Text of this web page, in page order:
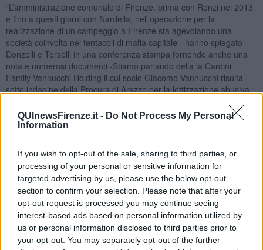
QUInewsFirenze.it - Do Not Process My Personal
Information
If you wish to opt-out of the sale, sharing to third parties, or
processing of your personal or sensitive information for
targeted advertising by us, please use the below opt-out
section to confirm your selection. Please note that after your
opt-out request is processed you may continue seeing
interest-based ads based on personal information utilized by
us or personal information disclosed to third parties prior to
your opt-out. You may separately opt-out of the further
“L’amministrazione comunale di Firenze, prima con Renzi nel 2013
e fino a questi giorni con Nardella, nell’operazione per la
realizzazione di un campeggio a Firenze sta agevolando una
società coinvolta nei tentacoli di mafia capitale - hanno spiegato
Donzelli e Torselli in una conferenza stampa fornendo anche una
nota e numerosi documenti -Stiamo parlando della la Cardini
Family Vannucchi Holding il cui socio Giacomo Vannucchi risulta
sotto indagine della Procura di Arezzo per la lottizzazione abusiva
gestito da Roma Gestioni di cui Vannucchi è amministratore unico".
"Secondo gli inquirenti - proseguono Donzelli e Vannucchi - proprio
l’inchiesta di mafia capitale, avrebbero ottenuto senza gara la
gestione di numerose casette mobili abusive per l’accoglienza di
persone in emergenza abitativa”.
“Il Comune di Firenze ha prima autorizzato nell’area in via Dalla
Chiesa a Rovezzano aree di sosta temporanee, poimodificato
regolamento urbanisticotrasformando, tra l’altro, quello che era
un terreno agricolo, con 280 piante fra peschi e susini, inun’area
edificabile- ricostruisce Donzelli nella nota - Il 6 luglio è scaduto il